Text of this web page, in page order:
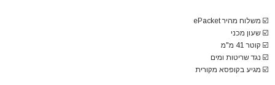
☑️ משלוח מהיר ePacket
☑️ שעון מכני
☑️ קוטר 41 מ"מ
☑️ נגד שריטות ומים
☑️ מגיע בקופסא מקורית